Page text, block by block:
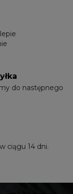
do następnego
ciągu 14 dni.